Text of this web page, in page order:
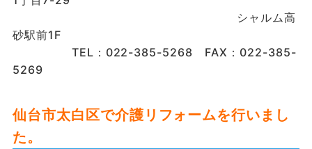
シャルム高
砂駅前1F
TEL：022-385-5268 FAX：022-385-
5269
仙台市太白区で介護リフォームを行いまし
た。